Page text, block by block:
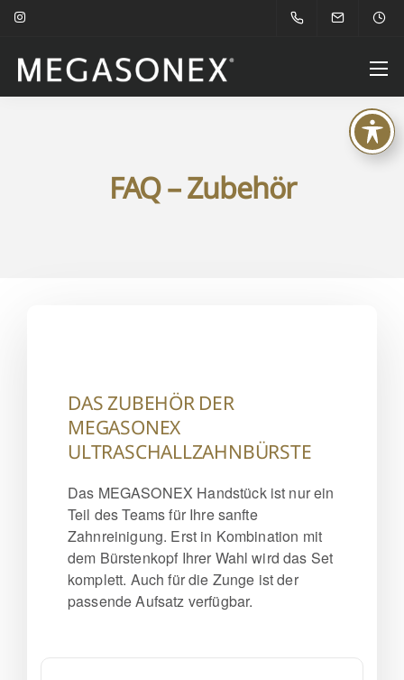
FAQ – Zubehör
DAS ZUBEHÖR DER
MEGASONEX
ULTRASCHALLZAHNBÜRSTE
Das MEGASONEX Handstück ist nur ein
Teil des Teams für Ihre sanfte
Zahnreinigung. Erst in Kombination mit
dem Bürstenkopf Ihrer Wahl wird das Set
komplett. Auch für die Zunge ist der
passende Aufsatz verfügbar.